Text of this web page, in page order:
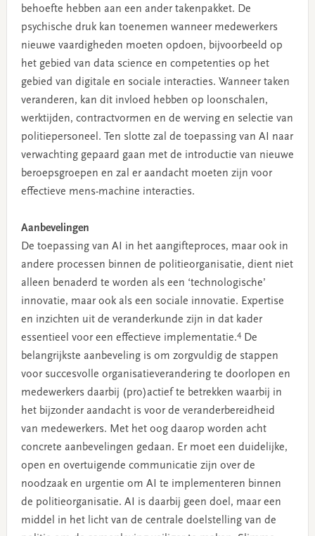
behoefte hebben aan een ander takenpakket. De
psychische druk kan toenemen wanneer medewerkers
nieuwe vaardigheden moeten opdoen, bijvoorbeeld op
het gebied van data science en competenties op het
gebied van digitale en sociale interacties. Wanneer taken
veranderen, kan dit invloed hebben op loonschalen,
werktijden, contractvormen en de werving en selectie van
politiepersoneel. Ten slotte zal de toepassing van AI naar
verwachting gepaard gaan met de introductie van nieuwe
beroepsgroepen en zal er aandacht moeten zijn voor
effectieve mens-machine interacties.
Aanbevelingen
De toepassing van AI in het aangifteproces, maar ook in
andere processen binnen de politieorganisatie, dient niet
alleen benaderd te worden als een ‘technologische’
innovatie, maar ook als een sociale innovatie. Expertise
en inzichten uit de veranderkunde zijn in dat kader
essentieel voor een effectieve implementatie.4De
belangrijkste aanbeveling is om zorgvuldig de stappen
voor succesvolle organisatieverandering te doorlopen en
medewerkers daarbij (pro)actief te betrekken waarbij in
het bijzonder aandacht is voor de veranderbereidheid
van medewerkers. Met het oog daarop worden acht
concrete aanbevelingen gedaan. Er moet een duidelijke,
open en overtuigende communicatie zijn over de
noodzaak en urgentie om AI te implementeren binnen
de politieorganisatie. AI is daarbij geen doel, maar een
middel in het licht van de centrale doelstelling van de